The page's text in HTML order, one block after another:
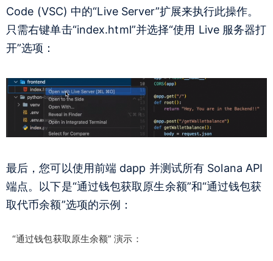
Code (VSC) 中的“Live Server”扩展来执行此操作。
只需右键单击“index.html”并选择“使用 Live 服务器打
开”选项：
最后，您可以使用前端 dapp 并测试所有 Solana API
端点。以下是“通过钱包获取原生余额”和“通过钱包获
取代币余额”选项的示例：
“通过钱包获取原生余额” 演示：